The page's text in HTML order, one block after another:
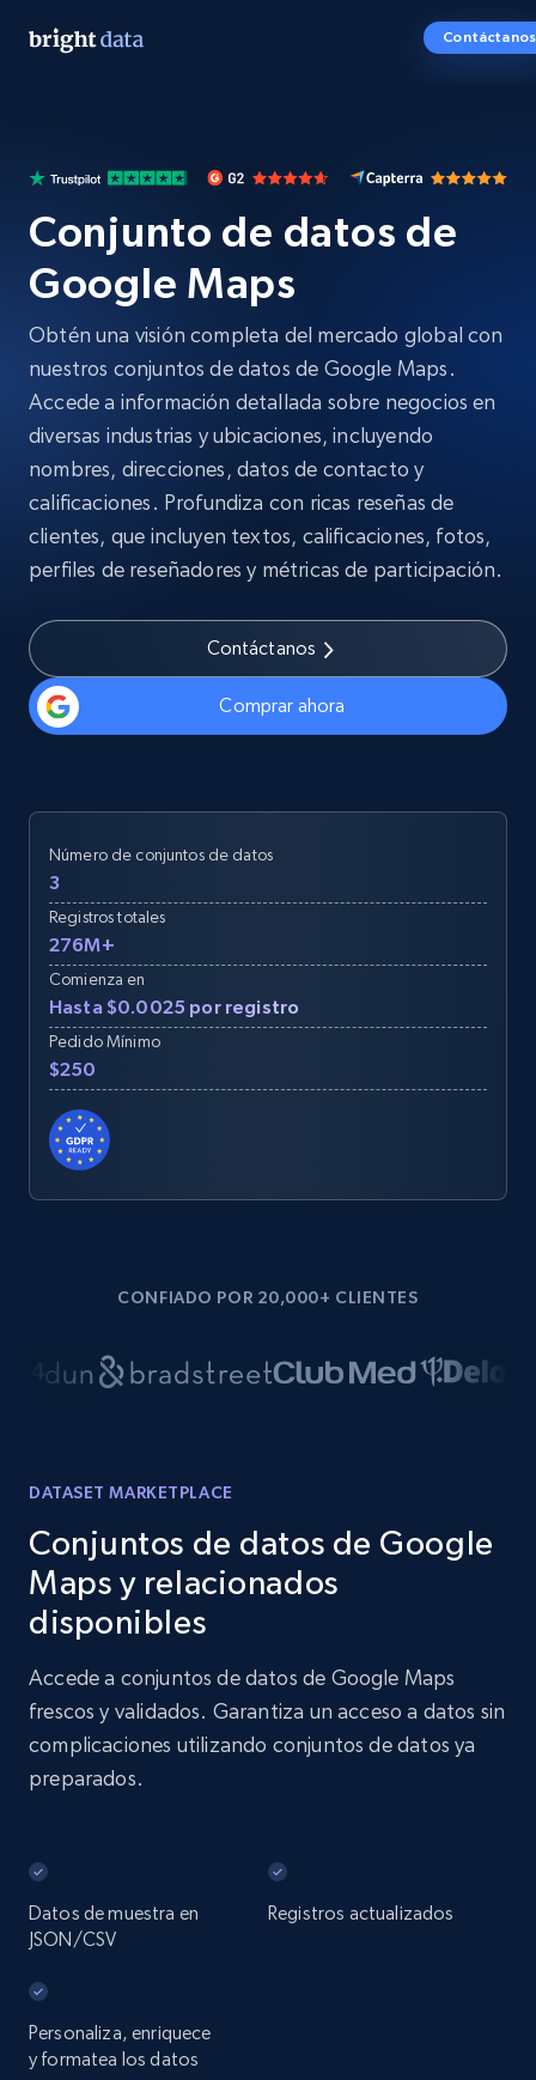
Contáctanos
Conjunto de datos de
Google Maps
Obtén una visión completa del mercado global con
nuestros conjuntos de datos de Google Maps.
Accede a información detallada sobre negocios en
diversas industrias y ubicaciones, incluyendo
nombres, direcciones, datos de contacto y
calificaciones. Profundiza con ricas reseñas de
clientes, que incluyen textos, calificaciones, fotos,
perfiles de reseñadores y métricas de participación.
Contáctanos
Comprar ahora
Número de conjuntos de datos
3
Registros totales
276M+
Comienza en
Hasta $0.0025 por registro
Pedido Mínimo
$250
CONFIADO POR 20,000+ CLIENTES
DATASET MARKETPLACE
Conjuntos de datos de Google
Maps y relacionados
disponibles
Accede a conjuntos de datos de Google Maps
frescos y validados. Garantiza un acceso a datos sin
complicaciones utilizando conjuntos de datos ya
preparados.
Datos de muestra en
JSON/CSV
Registros actualizados
Personaliza, enriquece
y formatea los datos